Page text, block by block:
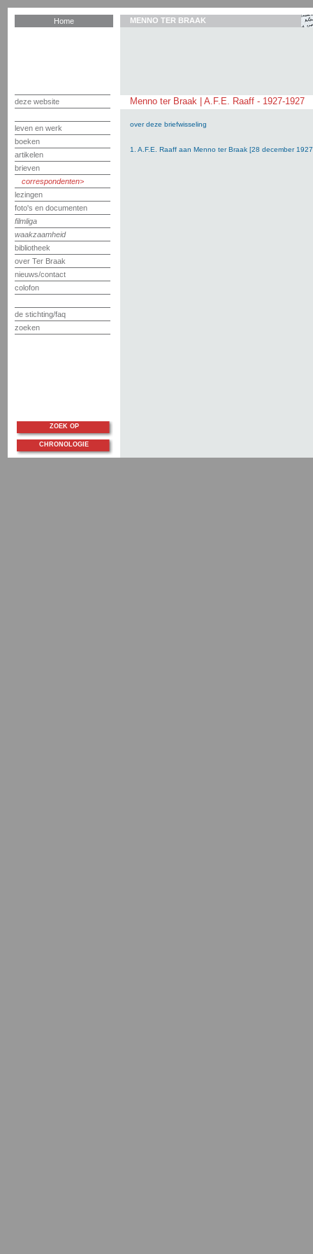
Home
deze website
leven en werk
boeken
artikelen
brieven
correspondenten
lezingen
foto's en documenten
filmliga
waakzaamheid
bibliotheek
over Ter Braak
nieuws/contact
colofon
de stichting/faq
zoeken
MENNO TER BRAAK
Menno ter Braak | A.F.E. Raaff - 1927-1927
over deze briefwisseling
1. A.F.E. Raaff aan Menno ter Braak [28 december
ZOEK OP
CHRONOLOGIE